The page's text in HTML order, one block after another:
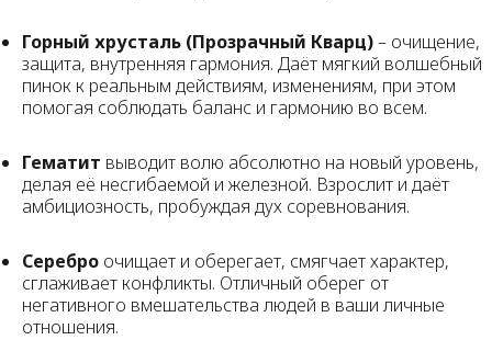
Горный хрусталь (Прозрачный Кварц)– очищение,
защита, внутренняя гармония. Даёт мягкий волшебный
пинок к реальным действиям, изменениям, при этом
помогая соблюдать баланс и гармонию во всем.
Гематит выводит волю абсолютно на новый уровень,
делая её несгибаемой и железной. Взрослит и даёт
амбициозность, пробуждая дух соревнования.
Серебро очищает и оберегает, смягчает характер,
сглаживает конфликты. Отличный оберег от
негативного вмешательства людей в ваши личные
отношения.